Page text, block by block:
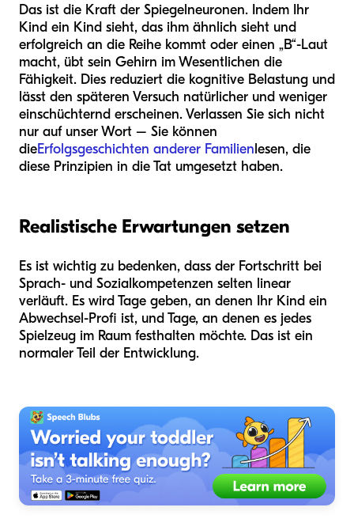
Das ist die Kraft der Spiegelneuronen. Indem Ihr
Kind ein Kind sieht, das ihm ähnlich sieht und
erfolgreich an die Reihe kommt oder einen „B“-Laut
macht, übt sein Gehirn im Wesentlichen die
Fähigkeit. Dies reduziert die kognitive Belastung und
lässt den späteren Versuch natürlicher und weniger
einschüchternd erscheinen. Verlassen Sie sich nicht
nur auf unser Wort – Sie können
dieErfolgsgeschichten anderer Familienlesen, die
diese Prinzipien in die Tat umgesetzt haben.
Realistische Erwartungen setzen
Es ist wichtig zu bedenken, dass der Fortschritt bei
Sprach- und Sozialkompetenzen selten linear
verläuft. Es wird Tage geben, an denen Ihr Kind ein
Abwechsel-Profi ist, und Tage, an denen es jedes
Spielzeug im Raum festhalten möchte. Das ist ein
normaler Teil der Entwicklung.